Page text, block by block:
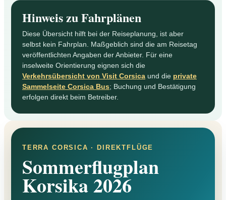
Hinweis zu Fahrplänen
Diese Übersicht hilft bei der Reiseplanung, ist aber
selbst kein Fahrplan. Maßgeblich sind die am Reisetag
veröffentlichten Angaben der Anbieter. Für eine
inselweite Orientierung eignen sich die
Verkehrsübersicht von Visit Corsica und die private
Sammelseite Corsica Bus; Buchung und Bestätigung
erfolgen direkt beim Betreiber.
TERRA CORSICA · DIREKTFLÜGE
Sommerflugplan
Korsika 2026